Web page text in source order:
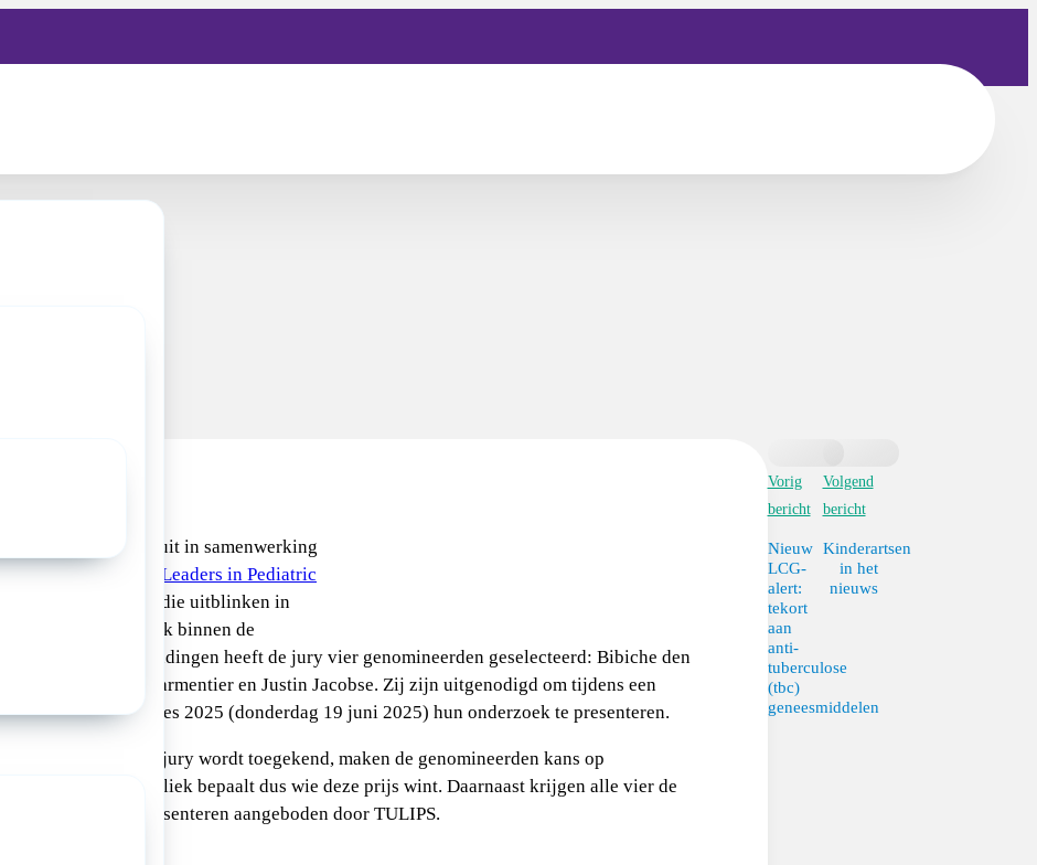
deze prijs jaarlijks uit in samenwerking
Upcoming Leaders in Pediatric
jonge onderzoekers die uitblinken in
onderzoek binnen de
Uit alle inzendingen heeft de jury vier genomineerden geselecteerd: Bibiche den
Kemps, Corline Parmentier en Justin Jacobse. Zij zijn uitgenodigd om tijdens een
op het NVK Congres 2025 (donderdag 19 juni 2025) hun onderzoek te presenteren.
prijs die door een jury wordt toegekend, maken de genomineerden kans op
Het publiek bepaalt dus wie deze prijs wint. Daarnaast krijgen alle vier de
een workshop presenteren aangeboden door TULIPS.
Vorig
bericht
Nieuw
LCG-
alert:
tekort
aan
anti-
tuberculose
(tbc)
geneesmiddelen
Volgend
bericht
Kinderartsen
in het
nieuws